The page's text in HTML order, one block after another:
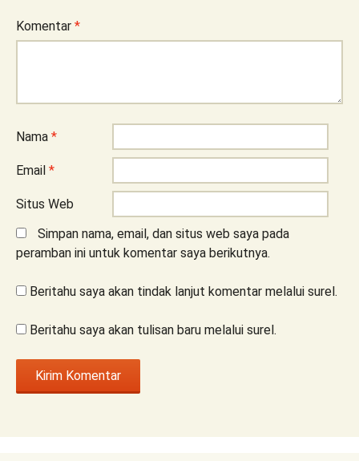
Komentar *
Nama *
Email *
Situs Web
Simpan nama, email, dan situs web saya pada
peramban ini untuk komentar saya berikutnya.
Beritahu saya akan tindak lanjut komentar melalui surel.
Beritahu saya akan tulisan baru melalui surel.